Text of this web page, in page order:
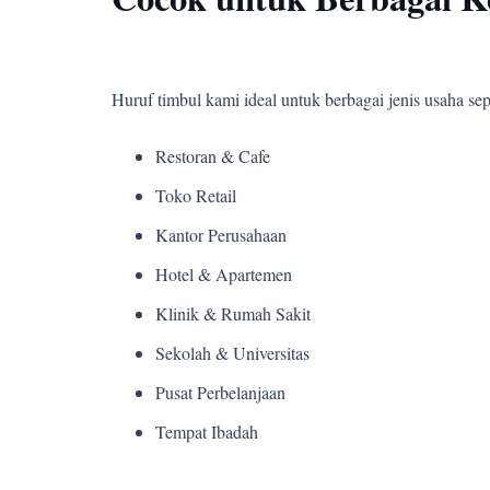
Huruf timbul kami ideal untuk berbagai jenis usaha
Restoran & Cafe
Toko Retail
Kantor Perusahaan
Hotel & Apartemen
Klinik & Rumah Sakit
Sekolah & Universitas
Pusat Perbelanjaan
Tempat Ibadah